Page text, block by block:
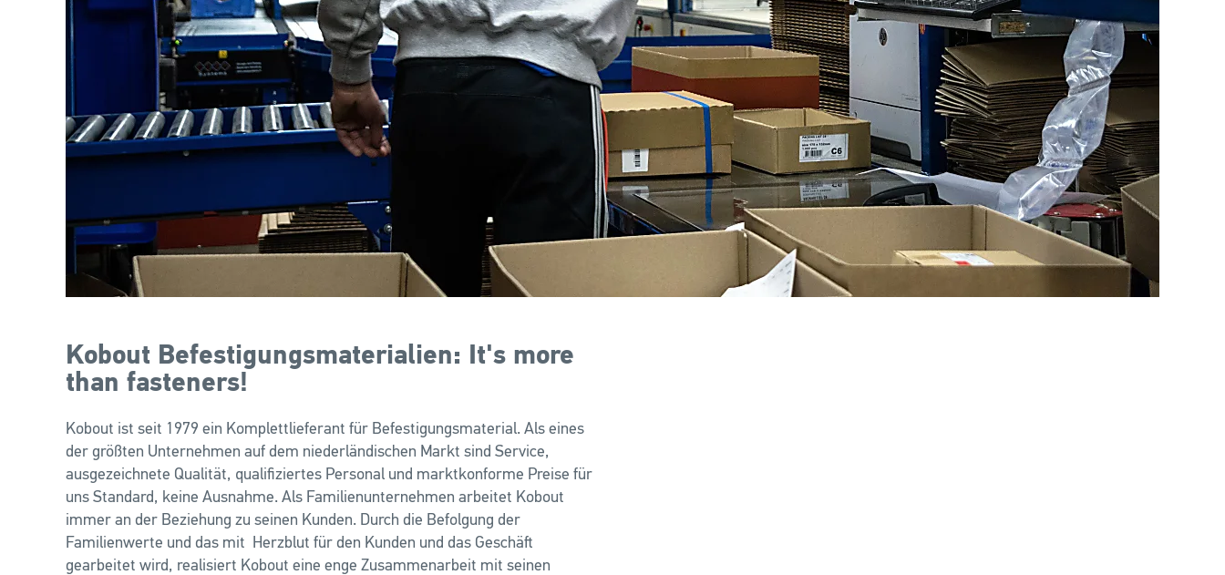
Kobout Befestigungsmaterialien: It's more
than fasteners!
Kobout ist seit 1979 ein Komplettlieferant für Befestigungsmaterial. Als eines
der größten Unternehmen auf dem niederländischen Markt sind Service,
ausgezeichnete Qualität, qualifiziertes Personal und marktkonforme Preise für
uns Standard, keine Ausnahme. Als Familienunternehmen arbeitet Kobout
immer an der Beziehung zu seinen Kunden. Durch die Befolgung der
Familienwerte und das mit Herzblut für den Kunden und das Geschäft
gearbeitet wird, realisiert Kobout eine enge Zusammenarbeit mit seinen